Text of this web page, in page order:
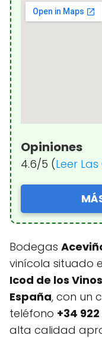
Opiniones
4.6/5 (Leer
Bodegas
vinícola situado
Icod de los
España, con un
teléfono +34 922
alta calidad